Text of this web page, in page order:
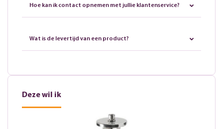
Hoe kan ik contact opnemen met jullie klantenservice?
Wat is de levertijd van een product?
Deze wil ik